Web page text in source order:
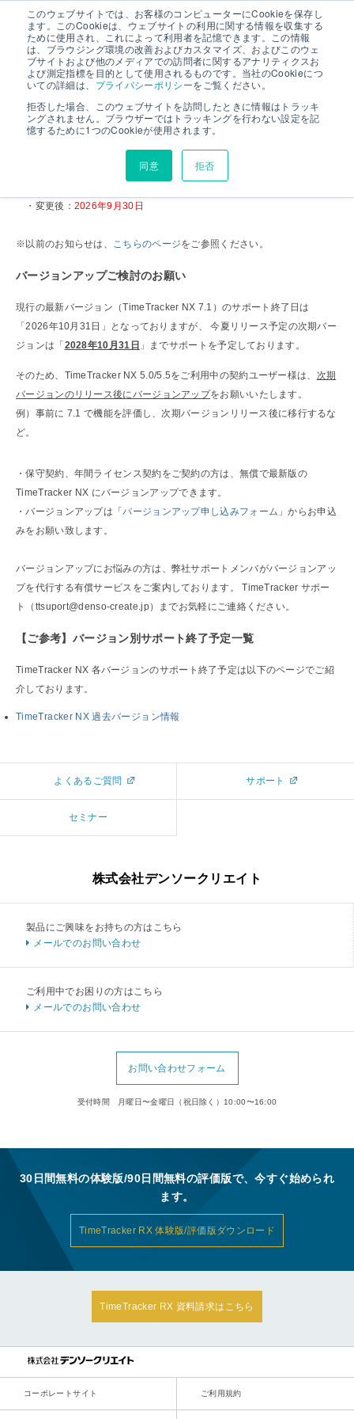
このウェブサイトでは、お客様のコンピューターにCookieを保存し
ます。このCookieは、ウェブサイトの利用に関する情報を収集する
ために使用され、これによって利用者を記憶できます。この情報
は、ブラウジング環境の改善およびカスタマイズ、およびこのウェ
ブサイトおよび他のメディアでの訪問者に関するアナリティクスお
よび測定指標を目的として使用されるものです。当社のCookieにつ
いての詳細は、 プライバシーポリシーをご覧ください。
拒否した場合、このウェブサイトを訪問したときに情報はトラッキ
ングされません。ブラウザーではトラッキングを行わない設定を記
憶するために1つのCookieが使用されます。
同意 拒否
TimeTracker NX 5.0/5.5 サポート終了日変更のお
知らせ
「TimeTracker NX 5.0/5.5
」のサポート終了日を、以下のとおり変更する
・変更後： 2026年9月30日
※以前のお知らせは、 こちらのページをご参照ください。
バージョンアップご検討のお願い
現行の最新バージョン（TimeTracker NX 7.1）のサポート終了日は
「2026年10月31日」となっておりますが、 今夏リリース予定の次期バー
ジョンは「 2028年10月31日 」までサポートを予定しております。
そのため、TimeTracker NX 5.0/5.5をご利用中の契約ユーザー様は、 次期
バージョンのリリース後にバージョンアップをお願いいたします。
例）事前に 7.1 で機能を評価し、次期バージョンリリース後に移行するな
ど。
・保守契約、年間ライセンス契約をご契約の方は、無償で最新版の
TimeTracker NX にバージョンアップできます。
・バージョンアップは「バージョンアップ申し込みフォーム 」からお申込
みをお願い致します。
バージョンアップにお悩みの方は、弊社サポートメンバがバージョンアッ
プを代行する有償サービスをご案内しております。 TimeTracker サポー
ト（ttsuport@denso-create.jp）までお気軽にご連絡ください。
【ご参考】バージョン別サポート終了予定一覧
TimeTracker NX 各バージョンのサポート終了予定は以下のページでご紹
介しております。
TimeTracker NX 過去バージョン情報
よくあるご質問 サポート
セミナー
株式会社デンソークリエイト
製品にご興味をお持ちの方はこちら
メールでのお問い合わせ
ご利用中でお困りの方はこちら
メールでのお問い合わせ
お問い合わせフォーム
受付時間 月曜日〜金曜日（祝日除く）10:00〜16:00
30日間無料の体験版/90日間無料の評価版で、今すぐ始められ
ます。
TimeTracker RX 体験版/評価版ダウンロード
TimeTracker RX 資料請求はこちら
コーポレートサイト ご利用規約